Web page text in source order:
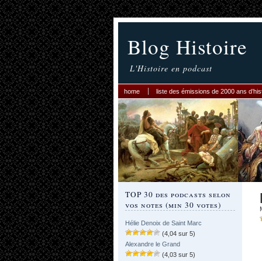
Blog Histoire
L'Histoire en podcast
home liste des émissions de 2000 ans
TOP 30 des podcasts selon
vos notes (min 30 votes)
Hélie Denoix de Saint Marc
(4,04 sur 5)
Alexandre le Grand
(4,03 sur 5)